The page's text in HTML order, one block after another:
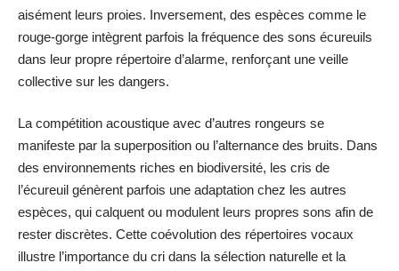
aisément leurs proies. Inversement, des espèces comme le
rouge-gorge intègrent parfois la fréquence des sons écureuils
dans leur propre répertoire d’alarme, renforçant une veille
collective sur les dangers.
La compétition acoustique avec d’autres rongeurs se
manifeste par la superposition ou l’alternance des bruits. Dans
des environnements riches en biodiversité, les cris de
l’écureuil génèrent parfois une adaptation chez les autres
espèces, qui calquent ou modulent leurs propres sons afin de
rester discrètes. Cette coévolution des répertoires vocaux
illustre l’importance du cri dans la sélection naturelle et la